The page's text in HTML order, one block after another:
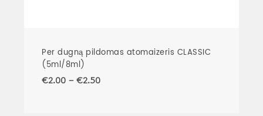
Per dugną pildomas atomaizeris CLASSIC
(5ml/8ml)
€2.00 – €2.50